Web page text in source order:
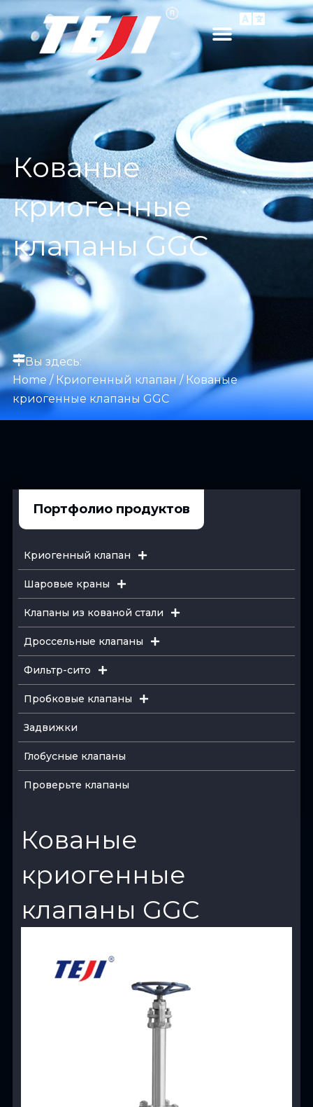
Кованые
криогенные
клапаны GGC
Вы здесь:
Home / Криогенный клапан / Кованые
криогенные клапаны GGC
Портфолио продуктов
Криогенный клапан
Шаровые краны
Клапаны из кованой стали
Дроссельные клапаны
Фильтр-сито
Пробковые клапаны
Задвижки
Глобусные клапаны
Проверьте клапаны
Кованые
криогенные
клапаны GGC